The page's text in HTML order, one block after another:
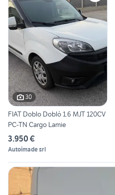
30
FIAT Doblo Doblò 1.6 MJT 120CV
PC-TN Cargo Lamie
3.950 €
Autoimade srl